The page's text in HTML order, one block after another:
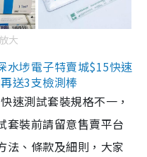
大
水埗電子特賣城$15快速
送3支檢測棒
速測試套裝規格不一，
套裝前請留意售賣平台
法、條款及細則，大家